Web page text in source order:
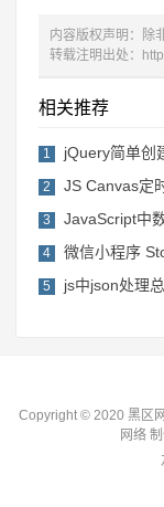
内容版权声明：除
转载注明出处：
相关推荐
1 jQuery简单创
2 JS Canvas定
3 JavaScript中
4 微信小程序
5 js中json处理
Copyright © 2020 黑区
网络